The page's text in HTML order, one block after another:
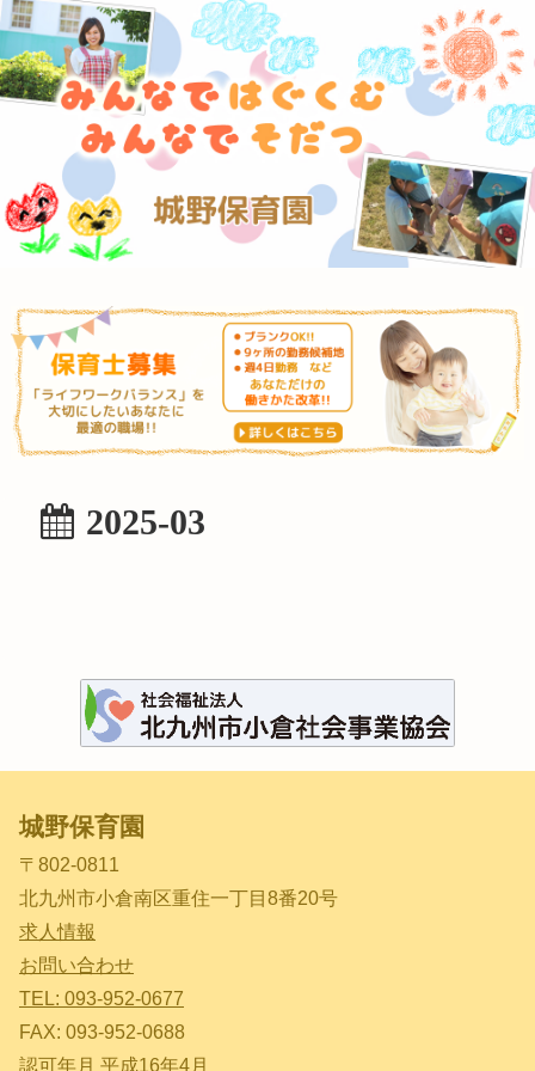
2025-03
城野保育園
〒802-0811
北九州市小倉南区重住一丁目8番20号
求人情報
お問い合わせ
TEL: 093-952-0677
FAX: 093-952-0688
認可年月 平成16年4月